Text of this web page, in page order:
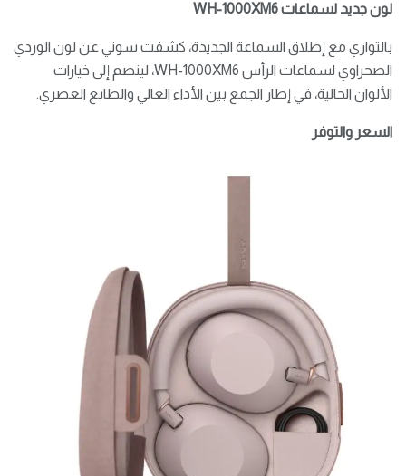
لون جديد لسماعات WH-1000XM6
بالتوازي مع إطلاق السماعة الجديدة، كشفت سوني عن لون الوردي
الصحراوي لسماعات الرأس WH-1000XM6، لينضم إلى خيارات
الألوان الحالية، في إطار الجمع بين الأداء العالي والطابع العصري.
السعر والتوفر